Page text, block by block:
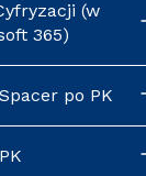
(w
365)
po PK